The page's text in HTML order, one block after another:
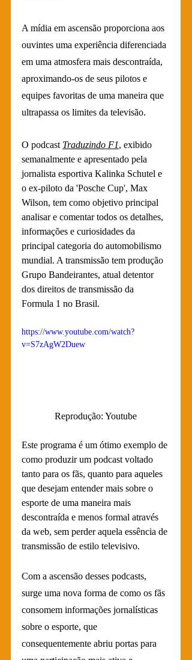
A mídia em ascensão proporciona aos
ouvintes uma experiência diferenciada
em uma atmosfera mais descontraída,
aproximando-os de seus pilotos e
equipes favoritas de uma maneira que
ultrapassa os limites da televisão.
O podcast Traduzindo F1, exibido
semanalmente e apresentado pela
jornalista esportiva Kalinka Schutel e
o ex-piloto da 'Posche Cup', Max
Wilson, tem como objetivo principal
analisar e comentar todos os detalhes,
informações e curiosidades da
principal categoria do automobilismo
mundial. A transmissão tem produção
Grupo Bandeirantes, atual detentor
dos direitos de transmissão da
Formula 1 no Brasil.
https://www.youtube.com/watch?
v=S7zAgW2Duew
Reprodução: Youtube
Este programa é um ótimo exemplo de
como produzir um podcast voltado
tanto para os fãs, quanto para aqueles
que desejam entender mais sobre o
esporte de uma maneira mais
descontraída e menos formal através
da web, sem perder aquela essência de
transmissão de estilo televisivo.
Com a ascensão desses podcasts,
surge uma nova forma de como os fãs
consomem informações jornalísticas
sobre o esporte, que
consequentemente abriu portas para